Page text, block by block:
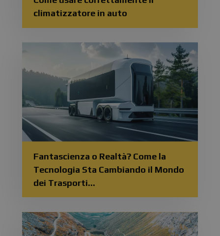
climatizzatore in auto
Fantascienza o Realtà? Come la
Tecnologia Sta Cambiando il Mondo
dei Trasporti...